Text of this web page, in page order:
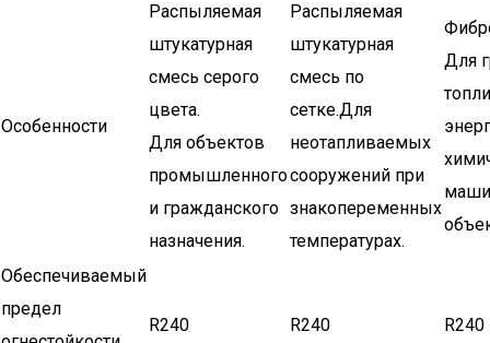
Особенности
Распыляемая
штукатурная
смесь серого
цвета.
Для объектов
промышленного
и гражданского
назначения.
Распыляемая
штукатурная
смесь по
сетке.Для
неотапливаемых
сооружений при
знакопеременных
температурах.
Для
Обеспечиваемый
предел
R240 R240 R240